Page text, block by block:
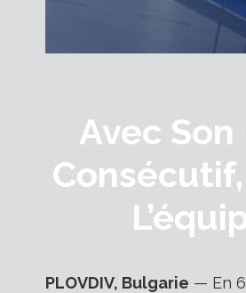
Avec
PLOVDIV, Bulgarie — En